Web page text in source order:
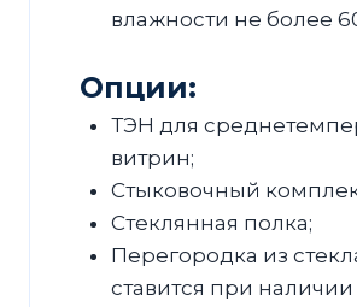
влажности не более
Опции:
ТЭН для
витрин;
Стыковочный
Стеклянная полка;
Перегородка из
ставится при